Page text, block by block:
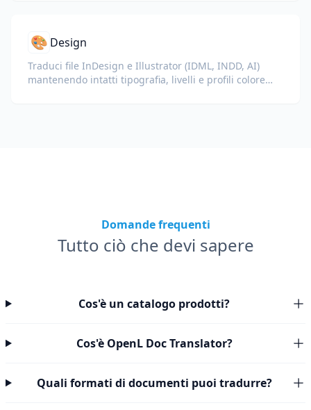
🎨 Design
Traduci file InDesign e Illustrator (IDML, INDD, AI)
mantenendo intatti tipografia, livelli e profili colore
Domande frequenti
Tutto ciò che devi sapere
Cos'è un catalogo prodotti?
Cos'è OpenL Doc Translator?
Quali formati di documenti puoi tradurre?